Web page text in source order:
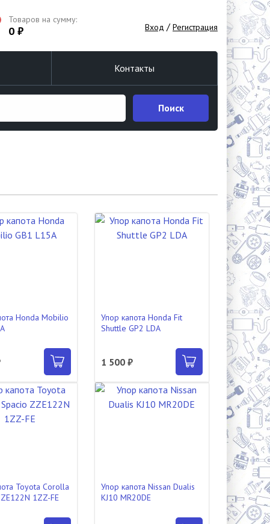
Товаров на сумму:
0 ₽ Вход / Регистрация
Контакты
Поиск
Honda Mobilio
Упор капота Honda Fit
Shuttle GP2 LDA
1 500 ₽
Toyota Corolla
1ZZ-FE
Упор капота Nissan Dualis
KJ10 MR20DE